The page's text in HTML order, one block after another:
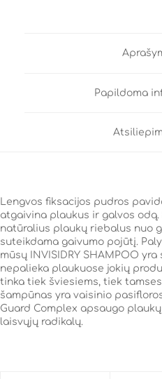
Papildoma
Lengvos fiksacijos pudros
atgaivina plaukus ir galvos
natūralius plaukų riebalus nuo
suteikdama gaivumo pojūtį.
mūsų INVISIDRY SHAMPOO
nepalieka plaukuose jokių
tinka tiek šviesiems, tiek
šampūnas yra vaisinio
Guard Complex apsaugo
laisvųjų radikalų.